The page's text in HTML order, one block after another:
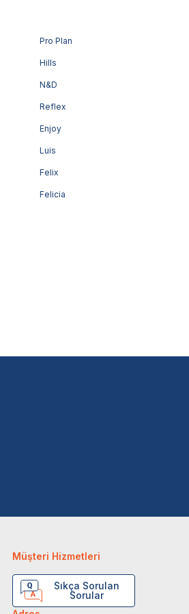
Pro Plan
Hills
N&D
Reflex
Enjoy
Luis
Felix
Felicia
Müşteri Hizmetleri
Sıkça Sorulan
Sorular